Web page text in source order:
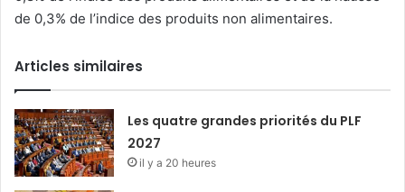
de 0,3% de l’indice des produits non alimentaires.
Articles similaires
Les quatre grandes priorités du PLF
2027
il y a 20 heures